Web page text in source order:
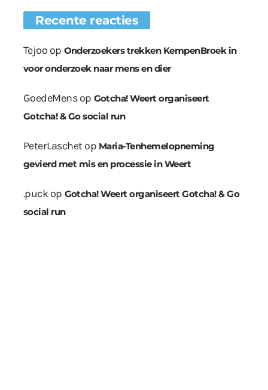
Recente reacties
Tejoo op Onderzoekers trekken KempenBroek in
voor onderzoek naar mens en dier
GoedeMensop Gotcha! Weert organiseert
Gotcha! & Go social run
PeterLaschetop Maria-Tenhemelopneming
gevierd met mis en processie in Weert
.puckop Gotcha! Weert organiseert Gotcha! & Go
social run